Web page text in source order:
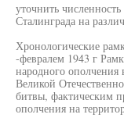
уточнить
Сталинграда на
Хронологические
-февралем 1943 г
народного ополчения
Великой
битвы, фактическим
ополчения на